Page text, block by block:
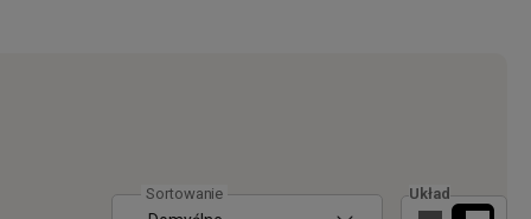
Układ